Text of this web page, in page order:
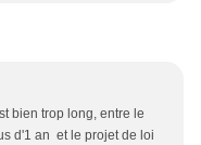
bien trop long, entre le
d'1 an et le projet de loi